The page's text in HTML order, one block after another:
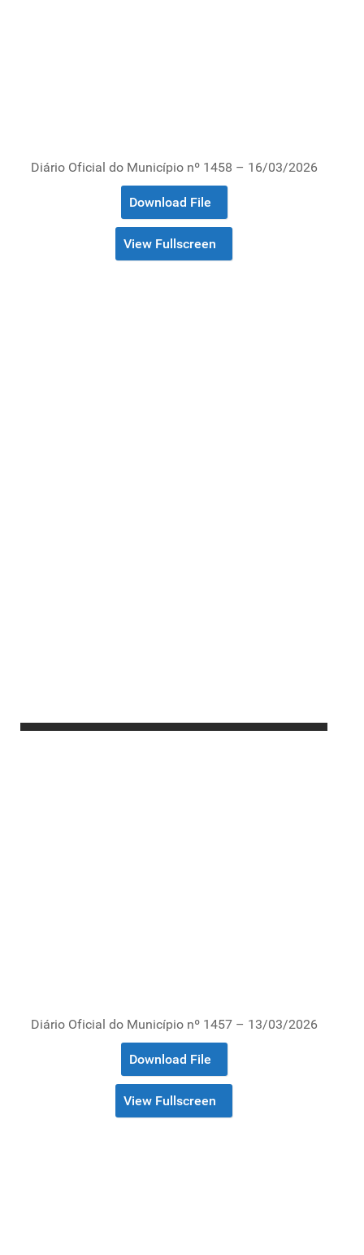
Diário Oficial do Município nº 1458 – 16/03/2026
Download File
View Fullscreen
Diário Oficial do Município nº 1457 – 13/03/2026
Download File
View Fullscreen